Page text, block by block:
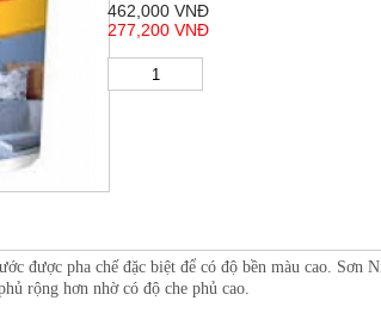
462,000 VNĐ
277,200 VNĐ
được pha chế đặc biệt để có độ bền màu cao. Sơn
rộng hơn nhờ có độ che phủ cao.